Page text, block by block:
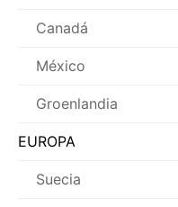
Canadá
México
Groenlandia
EUROPA
Suecia